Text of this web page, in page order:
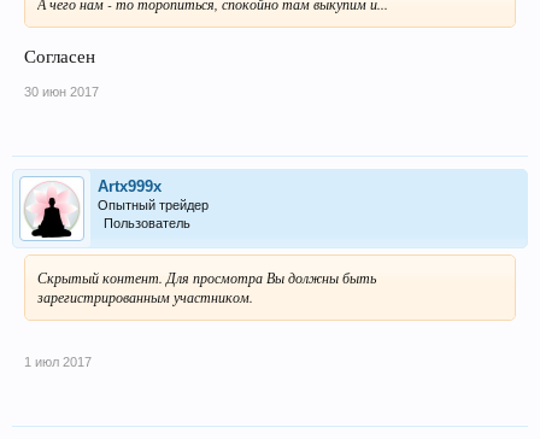
Согласен
30 июн 2017
Artx999x
Опытный трейдер
Пользователь
Скрытый контент. Для просмотра Вы должны быть
зарегистрированным участником.
1 июл 2017